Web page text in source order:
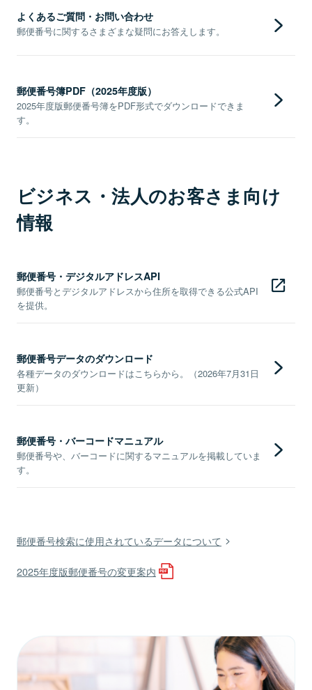
よくあるご質問・お問い合わせ
郵便番号に関するさまざまな疑問にお答えします。
郵便番号簿PDF（2025年度版）
2025年度版郵便番号簿をPDF形式でダウンロードできま
す。
ビジネス・法人のお客さま向け
情報
郵便番号・デジタルアドレスAPI
郵便番号とデジタルアドレスから住所を取得できる公式API
を提供。
郵便番号データのダウンロード
各種データのダウンロードはこちらから。（2026年7月31日
更新）
郵便番号・バーコードマニュアル
郵便番号や、バーコードに関するマニュアルを掲載していま
す。
郵便番号検索に使用されているデータについて
2025年度版郵便番号の変更案内